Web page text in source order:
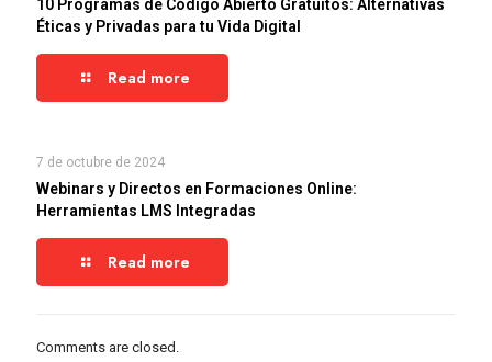
10 Programas de Código Abierto Gratuitos: Alternativas
Éticas y Privadas para tu Vida Digital
Read more
7 de octubre de 2024
Webinars y Directos en Formaciones Online:
Herramientas LMS Integradas
Read more
Comments are closed.